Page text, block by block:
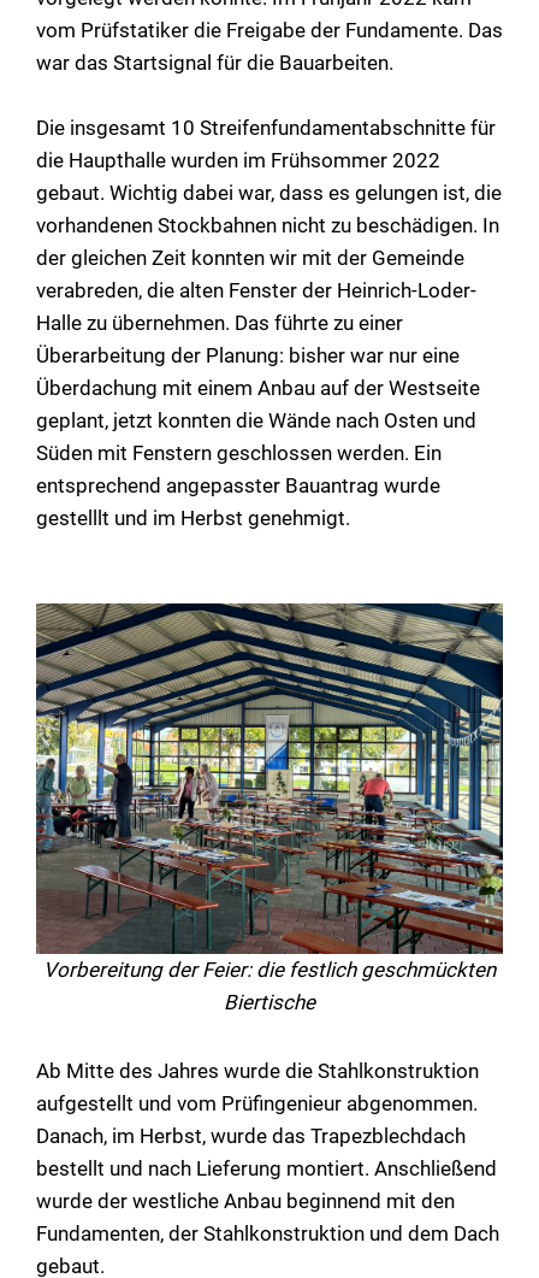
vom Prüfstatiker die Freigabe der Fundamente. Das
war das Startsignal für die Bauarbeiten.
Die insgesamt 10 Streifenfundamentabschnitte für
die Haupthalle wurden im Frühsommer 2022
gebaut. Wichtig dabei war, dass es gelungen ist, die
vorhandenen Stockbahnen nicht zu beschädigen. In
der gleichen Zeit konnten wir mit der Gemeinde
verabreden, die alten Fenster der Heinrich-Loder-
Halle zu übernehmen. Das führte zu einer
Überarbeitung der Planung: bisher war nur eine
Überdachung mit einem Anbau auf der Westseite
geplant, jetzt konnten die Wände nach Osten und
Süden mit Fenstern geschlossen werden. Ein
entsprechend angepasster Bauantrag wurde
gestelllt und im Herbst genehmigt.
Vorbereitung der Feier: die festlich geschmückten
Biertische
Ab Mitte des Jahres wurde die Stahlkonstruktion
aufgestellt und vom Prüfingenieur abgenommen.
Danach, im Herbst, wurde das Trapezblechdach
bestellt und nach Lieferung montiert. Anschließend
wurde der westliche Anbau beginnend mit den
Fundamenten, der Stahlkonstruktion und dem Dach
gebaut.